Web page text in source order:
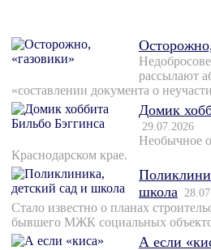
рассылают
«составлении документа о
Домик
29.07.2026
Необычное
Краснодарском крае.
школа
Стало известно о планах
бывшего МЖК социальных
А если